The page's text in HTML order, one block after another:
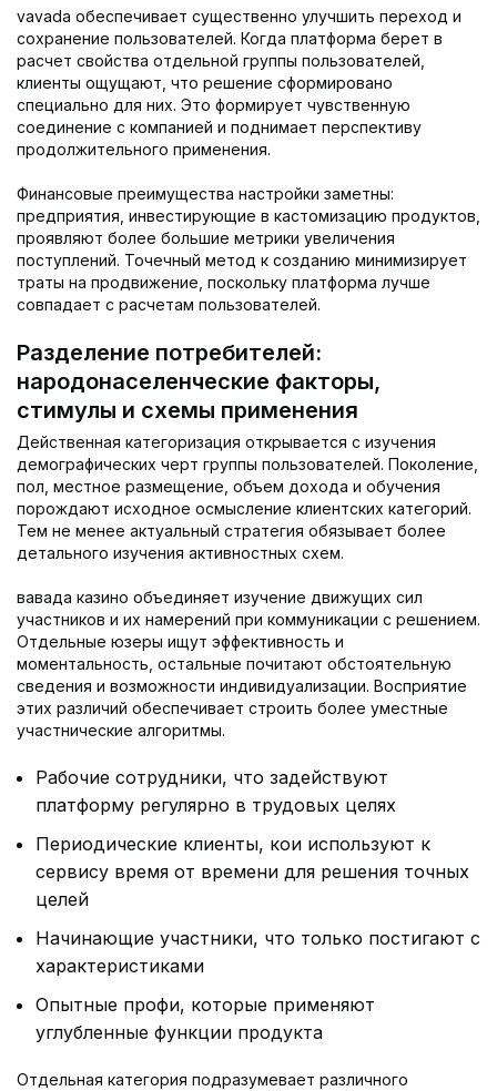
vavada обеспечивает существенно улучшить переход и
сохранение пользователей. Когда платформа берет в
расчет свойства отдельной группы пользователей,
клиенты ощущают, что решение сформировано
специально для них. Это формирует чувственную
соединение с компанией и поднимает перспективу
продолжительного применения.
Финансовые преимущества настройки заметны:
предприятия, инвестирующие в кастомизацию продуктов,
проявляют более большие метрики увеличения
поступлений. Точечный метод к созданию минимизирует
траты на продвижение, поскольку платформа лучше
совпадает с расчетам пользователей.
Разделение потребителей:
народонаселенческие факторы,
стимулы и схемы применения
Действенная категоризация открывается с изучения
демографических черт группы пользователей. Поколение,
пол, местное размещение, объем дохода и обучения
порождают исходное осмысление клиентских категорий.
Тем не менее актуальный стратегия обязывает более
детального изучения активностных схем.
вавада казино объединяет изучение движущих сил
участников и их намерений при коммуникации с решением.
Отдельные юзеры ищут эффективность и
моментальность, остальные почитают обстоятельную
сведения и возможности индивидуализации. Восприятие
этих различий обеспечивает строить более уместные
участнические алгоритмы.
Рабочие сотрудники, что задействуют
платформу регулярно в трудовых целях
Периодические клиенты, кои используют к
сервису время от времени для решения точных
целей
Начинающие участники, что только постигают с
характеристиками
Опытные профи, которые применяют
углубленные функции продукта
Отдельная категория подразумевает различного